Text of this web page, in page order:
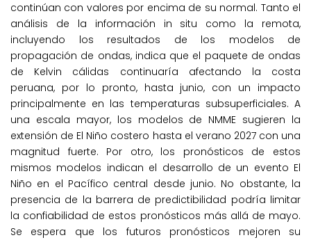
continúan con valores por encima de su normal. Tanto el
análisis de la información in situ como la remota,
incluyendo los resultados de los modelos de
propagación de ondas, indica que el paquete de ondas
de Kelvin cálidas continuaría afectando la costa
peruana, por lo pronto, hasta junio, con un impacto
principalmente en las temperaturas subsuperficiales. A
una escala mayor, los modelos de NMME sugieren la
extensión de El Niño costero hasta el verano 2027 con una
magnitud fuerte. Por otro, los pronósticos de estos
mismos modelos indican el desarrollo de un evento El
Niño en el Pacífico central desde junio. No obstante, la
presencia de la barrera de predictibilidad podría limitar
la confiabilidad de estos pronósticos más allá de mayo.
Se espera que los futuros pronósticos mejoren su